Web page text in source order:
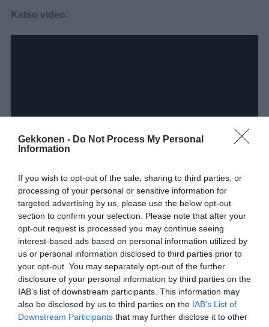
Gekkonen - Do Not Process My Personal
Information
If you wish to opt-out of the sale, sharing to third parties, or
processing of your personal or sensitive information for
targeted advertising by us, please use the below opt-out
section to confirm your selection. Please note that after your
opt-out request is processed you may continue seeing
interest-based ads based on personal information utilized by
us or personal information disclosed to third parties prior to
your opt-out. You may separately opt-out of the further
disclosure of your personal information by third parties on the
IAB’s list of downstream participants. This information may
also be disclosed by us to third parties on the IAB’s List of
Downstream Participants that may further disclose it to other
Katso video:
Muista jakaa video myös ystävillesi Facebookissa, jos
esitys oli mielestäsi viihdyttävä!
Jaa artikkeli: